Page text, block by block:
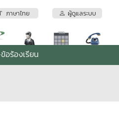
ภาษาไทย ผู้ดูแลระบบ
อร้องเรียน